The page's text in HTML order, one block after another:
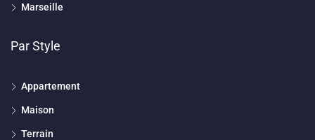
Marseille
Par Style
Appartement
Maison
Terrain